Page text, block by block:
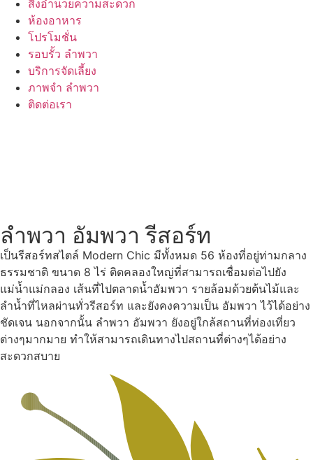
สิ่งอำนวยความสะดวก
ห้องอาหาร
โปรโมชั่น
รอบรั้ว ลำพวา
บริการจัดเลี้ยง
ภาพจำ ลำพวา
ติดต่อเรา
ลำพวา อัมพวา รีสอร์ท
เป็นรีสอร์ทสไตล์ Modern Chic มีทั้งหมด 56 ห้องที่อยู่ท่ามกลาง
ธรรมชาติ ขนาด 8 ไร่ ติดคลองใหญ่ที่สามารถเชื่อมต่อไปยัง
แม่น้ำแม่กลอง เส้นที่ไปตลาดน้ำอัมพวา รายล้อมด้วยต้นไม้และ
ลำน้ำที่ไหลผ่านทั่วรีสอร์ท และยังคงความเป็น อัมพวา ไว้ได้อย่าง
ชัดเจน นอกจากนั้น ลำพวา อัมพวา ยังอยู่ใกล้สถานที่ท่องเที่ยว
ต่างๆมากมาย ทำให้สามารถเดินทางไปสถานที่ต่างๆได้อย่าง
สะดวกสบาย